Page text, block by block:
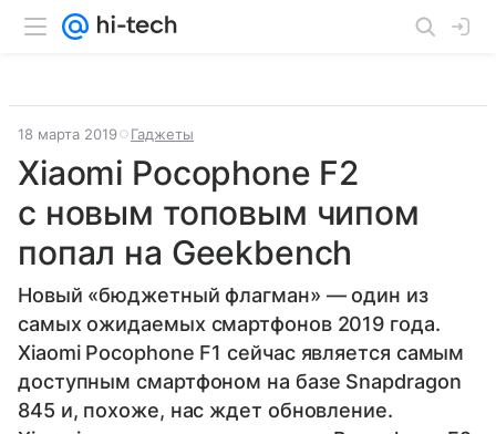
18 марта 2019 Гаджеты
Xiaomi Pocophone F2
с новым топовым чипом
попал на Geekbench
Новый «бюджетный флагман» — один из
самых ожидаемых смартфонов 2019 года.
Xiaomi Pocophone F1 сейчас является самым
доступным смартфоном на базе Snapdragon
845 и, похоже, нас ждет обновление.